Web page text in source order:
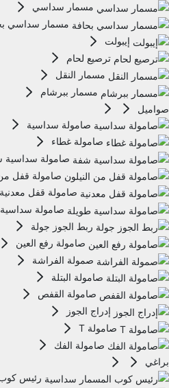
مسمار سداسي
مسمار سداسي
إيبولت
ترصيع لحام
مسمار النقل
مسمار ببرشام
صواميل
صامولة سداسية
صامولة غطاء
صامولة سداسية
صامولة قفل من
صامولة قفل معدنية
صامولة
ربط الجوز جولة
صامولة رفع العين
صمولة الفراشة
صامولة البتلة
صامولة القفص
إدراج الجوز
صامولة T
صامولة الفك
براغي
رئيس